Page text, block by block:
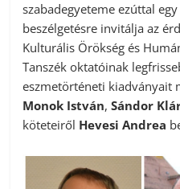
szabadegyeteme ezúttal
beszélgetésre invitálja az
Kulturális Örökség és
Tanszék oktatóinak
eszmetörténeti kiadványait
Monok István,Sándor
köteteiről Hevesi Andrea